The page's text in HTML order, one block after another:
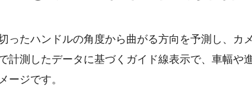
ったハンドルの角度から曲がる方向を予測し、カ
計測したデータに基づくガイド線表示で、車幅や
ージです。